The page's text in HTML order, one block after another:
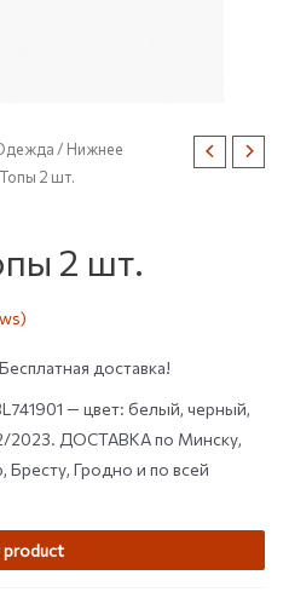
/ Нижнее
2 шт.
2 шт.
доставка!
— цвет: белый, черный,
2023. ДОСТАВКА по Минску,
Гродно и по всей
product